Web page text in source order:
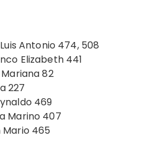
Antonio 474, 508
Elizabeth 441
82
227
469
Marino 407
Mario 465